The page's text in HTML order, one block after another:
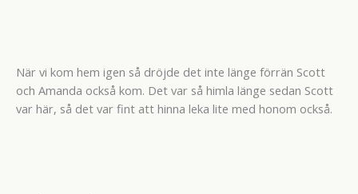
När vi kom hem igen så dröjde det inte länge förrän Scott
och Amanda också kom. Det var så himla länge sedan Scott
var här, så det var fint att hinna leka lite med honom också.